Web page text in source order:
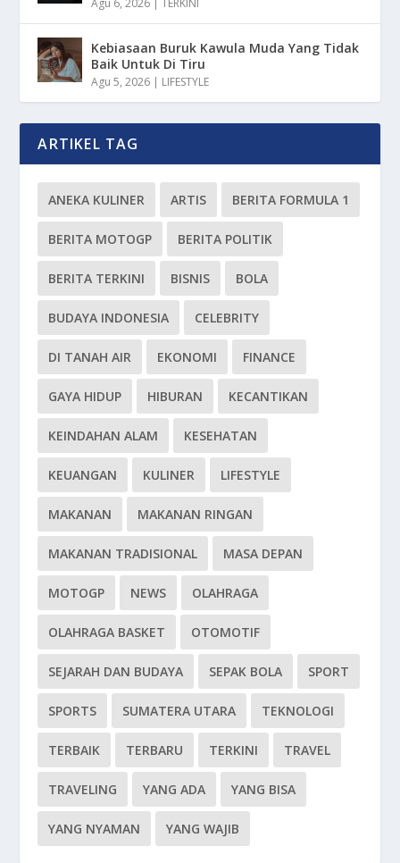
Kebiasaan Buruk Kawula Muda Yang Tidak
Baik Untuk Di Tiru
Agu 5, 2026 | LIFESTYLE
ARTIKEL TAG
ANEKA KULINER ARTIS BERITA FORMULA 1
BERITA MOTOGP BERITA POLITIK
BERITA TERKINI BISNIS BOLA
BUDAYA INDONESIA CELEBRITY
DI TANAH AIR EKONOMI FINANCE
GAYA HIDUP HIBURAN KECANTIKAN
KEINDAHAN ALAM KESEHATAN
KEUANGAN KULINER LIFESTYLE
MAKANAN MAKANAN RINGAN
MAKANAN TRADISIONAL MASA DEPAN
MOTOGP NEWS OLAHRAGA
OLAHRAGA BASKET OTOMOTIF
SEJARAH DAN BUDAYA SEPAK BOLA SPORT
SPORTS SUMATERA UTARA TEKNOLOGI
TERBAIK TERBARU TERKINI TRAVEL
TRAVELING YANG ADA YANG BISA
YANG NYAMAN YANG WAJIB